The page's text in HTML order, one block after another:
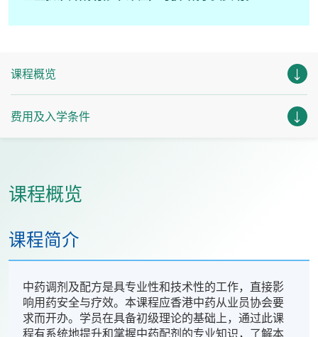
课程概览
费用及入学条件
课程概览
课程简介
中药调剂及配方是具专业性和技术性的工作，直接影
响用药安全与疗效。本课程应香港中药从业员协会要
求而开办。学员在具备初级理论的基础上，通过此课
程有系统地提升和掌握中药配剂的专业知识，了解本